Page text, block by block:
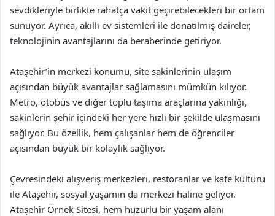
sevdikleriyle birlikte rahatça vakit geçirebilecekleri bir ortam
sunuyor. Ayrıca, akıllı ev sistemleri ile donatılmış daireler,
teknolojinin avantajlarını da beraberinde getiriyor.
Ataşehir’in merkezi konumu, site sakinlerinin ulaşım
açısından büyük avantajlar sağlamasını mümkün kılıyor.
Metro, otobüs ve diğer toplu taşıma araçlarına yakınlığı,
sakinlerin şehir içindeki her yere hızlı bir şekilde ulaşmasını
sağlıyor. Bu özellik, hem çalışanlar hem de öğrenciler
açısından büyük bir kolaylık sağlıyor.
Çevresindeki alışveriş merkezleri, restoranlar ve kafe kültürü
ile Ataşehir, sosyal yaşamın da merkezi haline geliyor.
Ataşehir Örnek Sitesi, hem huzurlu bir yaşam alanı